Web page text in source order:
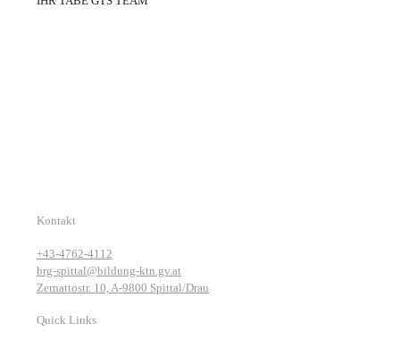
Kontakt
+43-4762-4112
brg-spittal@bildung-ktn.gv.at
Zernattostr. 10, A-9800 Spittal/Drau
Quick Links